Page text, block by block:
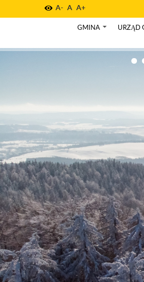
A- A A+
GMINA URZĄD